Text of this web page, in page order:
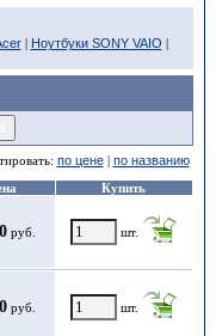
| Ноутбуки SONY VAIO |
по цене| по названию
Купить
руб. шт.
руб. шт.